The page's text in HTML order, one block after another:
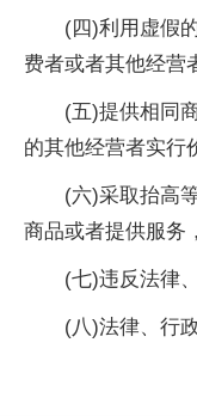
(四)利用虚假
费者或者其他经营
(五)提供相同
的其他经营者实行
(六)采取抬高
商品或者提供服务
(七)违反法律
(八)法律、行